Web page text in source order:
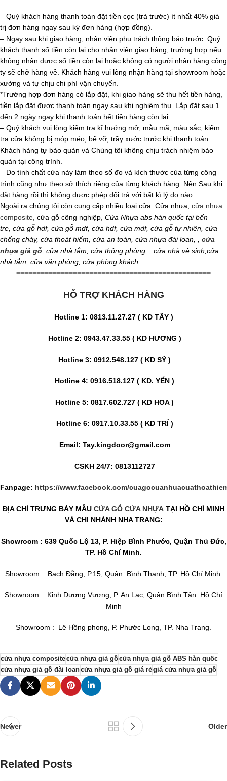
– Quý khách hàng thanh toán đặt tiền cọc (trả trước) ít nhất 40% giá
trị đơn hàng ngay sau ký đơn hàng (hợp đồng).
– Ngay sau khi giao hàng, nhân viên phụ trách thông báo trước. Quý
khách thanh số tiền còn lại cho nhân viên giao hàng, trường hợp nếu
không nhận được số tiền còn lại hoặc không có người nhận hàng công
ty sẽ chở hàng về. Khách hàng vui lòng nhận hàng tại showroom hoặc
xưởng và tự chịu chi phí vận chuyển.
*Trường hợp đơn hàng có lắp đặt, khi giao hàng sẽ thu hết tiền hàng,
tiền lắp đặt được thanh toán ngay sau khi nghiệm thu. Lắp đặt sau 1
đến 2 ngày ngay khi thanh toán hết tiền hàng còn lại.
– Quý khách vui lòng kiểm tra kĩ hướng mở, mẫu mã, màu sắc, kiểm
tra cửa không bị móp méo, bể vỡ, trầy xước trước khi thanh toán.
Khách hàng tự bảo quản và Chúng tôi không chịu trách nhiệm bảo
quản tại công trình.
– Do tính chất cửa này làm theo số đo và kích thước của từng công
trình cũng như theo sở thích riêng của từng khách hàng. Nên Sau khi
đặt hàng rồi thì không được phép đổi trả với bất kì lý do nào.
Ngoài ra chúng tôi còn cung cấp nhiều loại cửa: Cửa nhựa, cửa nhựa
composite, cửa gỗ công nghiệp, Cửa Nhựa abs hàn quốc tại bến
tre, cửa gỗ hdf, cửa gỗ mdf, cửa hdf, cửa mdf, cửa gỗ tự nhiên, cửa
chống cháy, cửa thoát hiểm, cửa an toàn, cửa nhựa đài loan, , cửa
nhựa giả gỗ, cửa nhà tắm, cửa thông phòng, , cửa nhà vệ sinh,cửa
nhà tắm, cửa văn phòng, cửa phòng khách.
================================================
HỖ TRỢ KHÁCH HÀNG
Hotline 1: 0813.11.27.27 ( KD TÂY )
Hotline 2: 0943.47.33.55 ( KD HƯƠNG )
Hotline 3: 0912.548.127 ( KD SỸ )
Hotline 4: 0916.518.127 ( KD. YẾN )
Hotline 5: 0817.602.727 ( KD HOA )
Hotline 6: 0917.10.33.55 ( KD TRÍ )
Email: Tay.kingdoor@gmail.com
CSKH 24/7: 0813112727
Fanpage: https://www.facebook.com/
ĐỊA CHỈ TRƯNG BÀY MẪU CỬA GỖ CỬA NHỰA TẠI HỒ CHÍ MINH
VÀ CHI NHÁNH NHA TRANG:
Showroom : 639 Quốc Lộ 13, P. Hiệp Bình Phước, Quận Thủ Đức,
TP. Hồ Chí Minh.
Showroom : Bạch Đằng, P.15, Quận. Bình Thạnh, TP. Hồ Chí Minh.
Showroom : Kinh Dương Vương, P. An Lạc, Quận Bình Tân Hồ Chí
Minh
Showroom : Lê Hồng phong, P. Phước Long, TP. Nha Trang.
cửa nhựa compositecửa nhựa giả gỗcửa nhựa giả gỗ ABS hàn quốc
cửa nhựa giả gỗ đài loancửa nhựa giả gỗ giá rẻgiá cửa nhựa giả gỗ
Newer Older
Related Posts